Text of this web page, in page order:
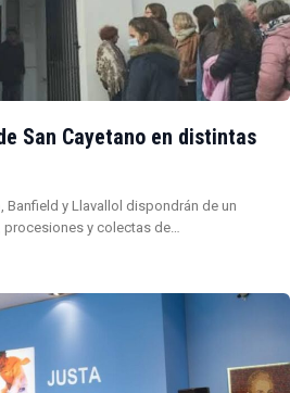
San Cayetano en distintas
Banfield y Llavallol dispondrán de un
procesiones y colectas de…